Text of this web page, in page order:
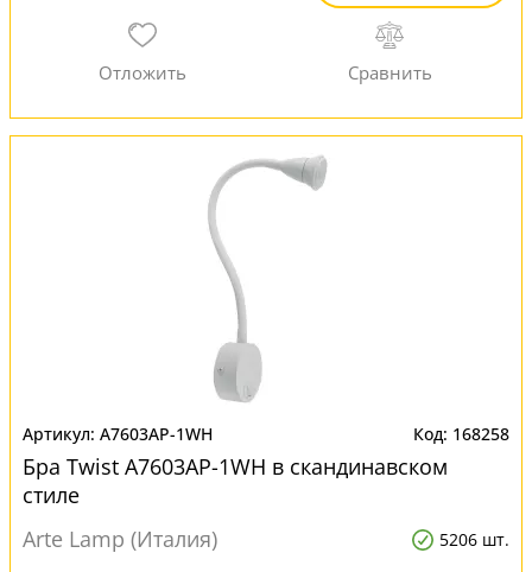
A7603AP-1WH 168258
Бра Twist A7603AP-1WH в скандинавском
стиле
Arte Lamp (Италия)
5206 шт.